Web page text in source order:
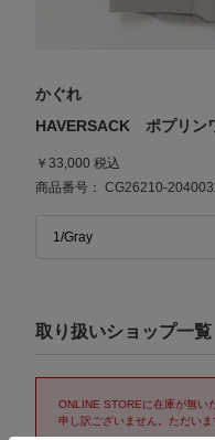
かぐれ
HAVERSACK ポプリン
￥33,000 税込
商品番号： CG26210-
取り扱いショップ一覧
ONLINE STOREに在庫が無い
申し訳ございません。ただい